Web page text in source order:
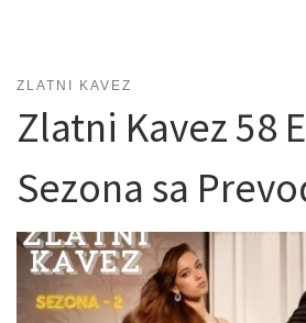
ZLATNI KAVEZ
Zlatni Kavez 58
Sezona sa